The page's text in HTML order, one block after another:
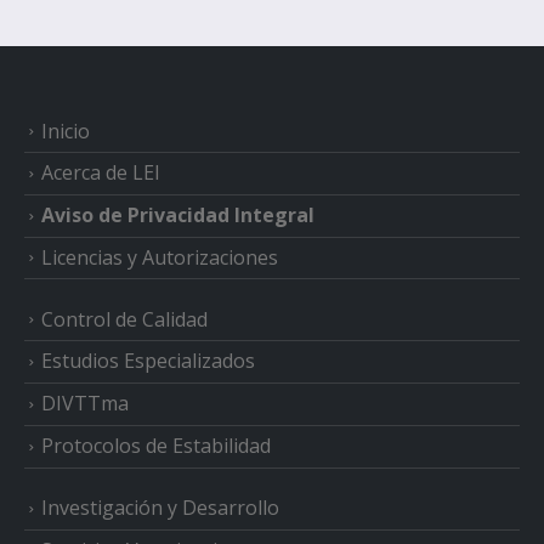
Inicio
Acerca de LEI
Aviso de Privacidad Integral
Licencias y Autorizaciones
Control de Calidad
Estudios Especializados
DIVTTma
Protocolos de Estabilidad
Investigación y Desarrollo